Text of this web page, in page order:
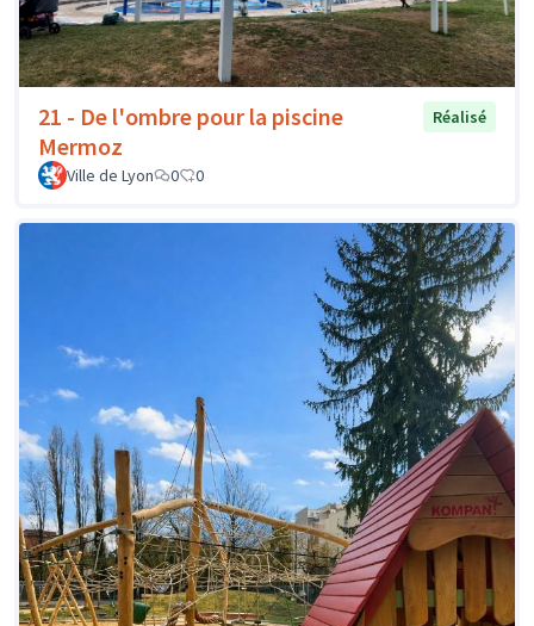
21 - De l'ombre pour la piscine
Mermoz
Réalisé
Ville de Lyon 0 0